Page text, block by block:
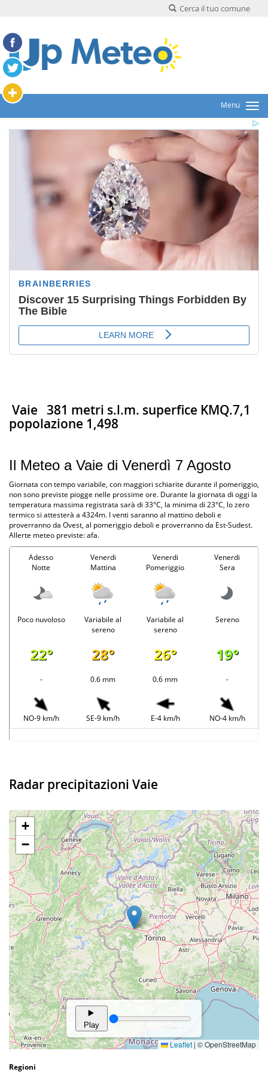
Cerca il tuo comune
Menu
Vaie 381 metri s.l.m. superfice KMQ.7,1
popolazione 1,498
Il Meteo a Vaie di Venerdì 7 Agosto
Giornata con tempo variabile, con maggiori schiarite durante il pomeriggio,
non sono previste piogge nelle prossime ore. Durante la giornata di oggi la
temperatura massima registrata sarà di 33°C, la minima di 23°C, lo zero
termico si attesterà a 4324m. I venti saranno al mattino deboli e
proverranno da Ovest, al pomeriggio deboli e proverranno da Est-Sudest.
Allerte meteo previste: afa.
Adesso
Notte
Venerdi
Mattina
Venerdi
Pomeriggio
Venerdi
Sera
Poco nuvoloso
Variabile al
sereno
Variabile al
sereno
Sereno
22° 28° 26° 19°
- 0.6 mm 0.6 mm -
NO-9 km/h SE-9 km/h E-4 km/h NO-4 km/h
Radar precipitazioni Vaie
Regioni